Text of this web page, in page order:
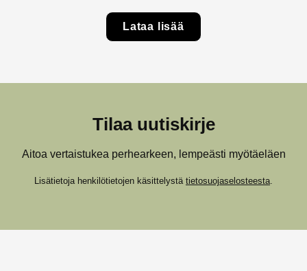
Lataa lisää
Tilaa uutiskirje
Aitoa vertaistukea perhearkeen, lempeästi myötäeläen
Lisätietoja henkilötietojen käsittelystä tietosuojaselosteesta.